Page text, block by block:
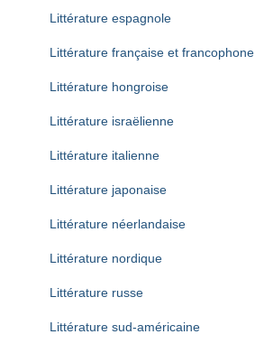
Littérature espagnole
Littérature française et francophone
Littérature hongroise
Littérature israëlienne
Littérature italienne
Littérature japonaise
Littérature néerlandaise
Littérature nordique
Littérature russe
Littérature sud-américaine